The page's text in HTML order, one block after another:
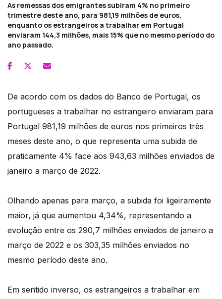
As remessas dos emigrantes subiram 4% no primeiro
trimestre deste ano, para 981,19 milhões de euros,
enquanto os estrangeiros a trabalhar em Portugal
enviaram 144,3 milhões, mais 15% que no mesmo período do
ano passado.
De acordo com os dados do Banco de Portugal, os
portugueses a trabalhar no estrangeiro enviaram para
Portugal 981,19 milhões de euros nos primeiros três
meses deste ano, o que representa uma subida de
praticamente 4% face aos 943,63 milhões enviados de
janeiro a março de 2022.
Olhando apenas para março, a subida foi ligeiramente
maior, já que aumentou 4,34%, representando a
evolução entre os 290,7 milhões enviados de janeiro a
março de 2022 e os 303,35 milhões enviados no
mesmo período deste ano.
Em sentido inverso, os estrangeiros a trabalhar em